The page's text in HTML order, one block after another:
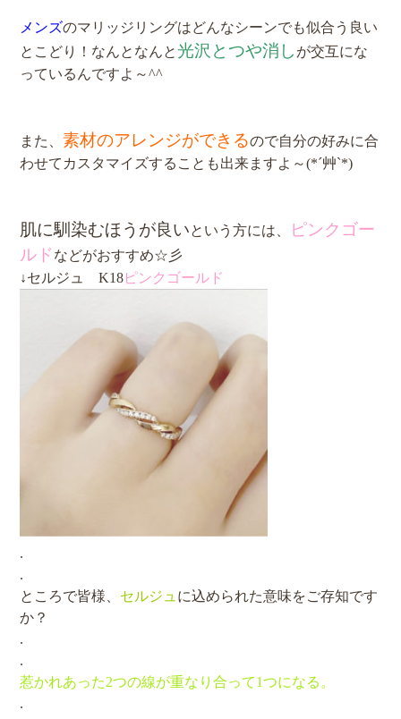
メンズのマリッジリングはどんなシーンでも似合う良い
とこどり！なんとなんと光沢とつや消し が交互にな
っているんですよ～^^
また、素材のアレンジができるので自分の好みに合
わせてカスタマイズすることも出来ますよ～(*´艸`*)
肌に馴染むほうが良いという方には、
ピンクゴー
ルドなどがおすすめ☆彡
↓セルジュ K18ピンクゴールド
.
.
ところで皆様、 セルジュ に込められた意味をご存知です
か？
.
.
惹かれあった2つの線が重なり合って1つになる。
.